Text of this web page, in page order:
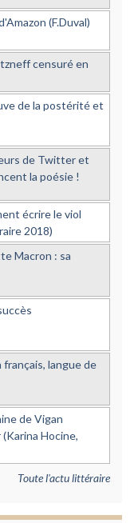
(F.Duval)
censuré en
de la postérité et
de Twitter et
la poésie !
écrire le viol
2018)
Macron : sa
langue de
de Vigan
Hocine,
Toute l'actu littéraire